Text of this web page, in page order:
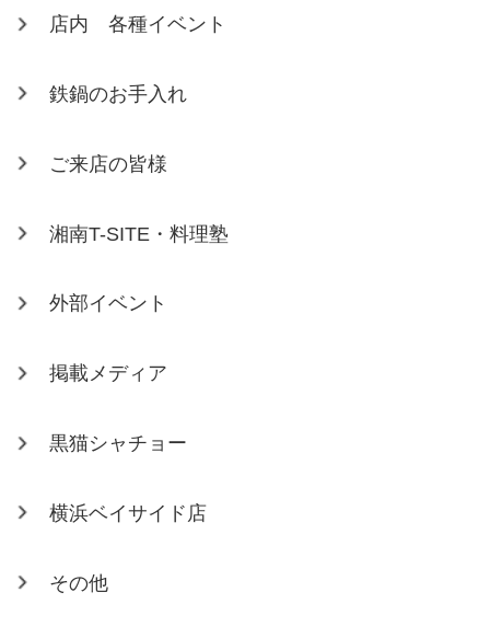
店内 各種イベント
鉄鍋のお手入れ
ご来店の皆様
湘南T-SITE・料理塾
外部イベント
掲載メディア
黒猫シャチョー
横浜ベイサイド店
その他